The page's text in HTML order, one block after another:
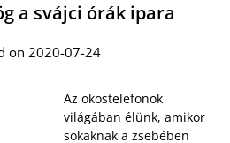
a svájci órák ipara
on 2020-07-24
Az okostelefonok
világában élünk, amikor
sokaknak a zsebében